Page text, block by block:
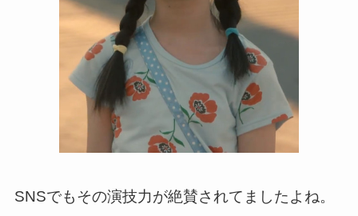
SNSでもその演技力が絶賛されてましたよね。